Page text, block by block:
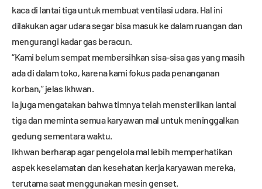
kaca di lantai tiga untuk membuat ventilasi udara. Hal ini
dilakukan agar udara segar bisa masuk ke dalam ruangan dan
mengurangi kadar gas beracun.
“Kami belum sempat membersihkan sisa-sisa gas yang masih
ada di dalam toko, karena kami fokus pada penanganan
korban,” jelas Ikhwan.
Ia juga mengatakan bahwa timnya telah mensterilkan lantai
tiga dan meminta semua karyawan mal untuk meninggalkan
gedung sementara waktu.
Ikhwan berharap agar pengelola mal lebih memperhatikan
aspek keselamatan dan kesehatan kerja karyawan mereka,
terutama saat menggunakan mesin genset.